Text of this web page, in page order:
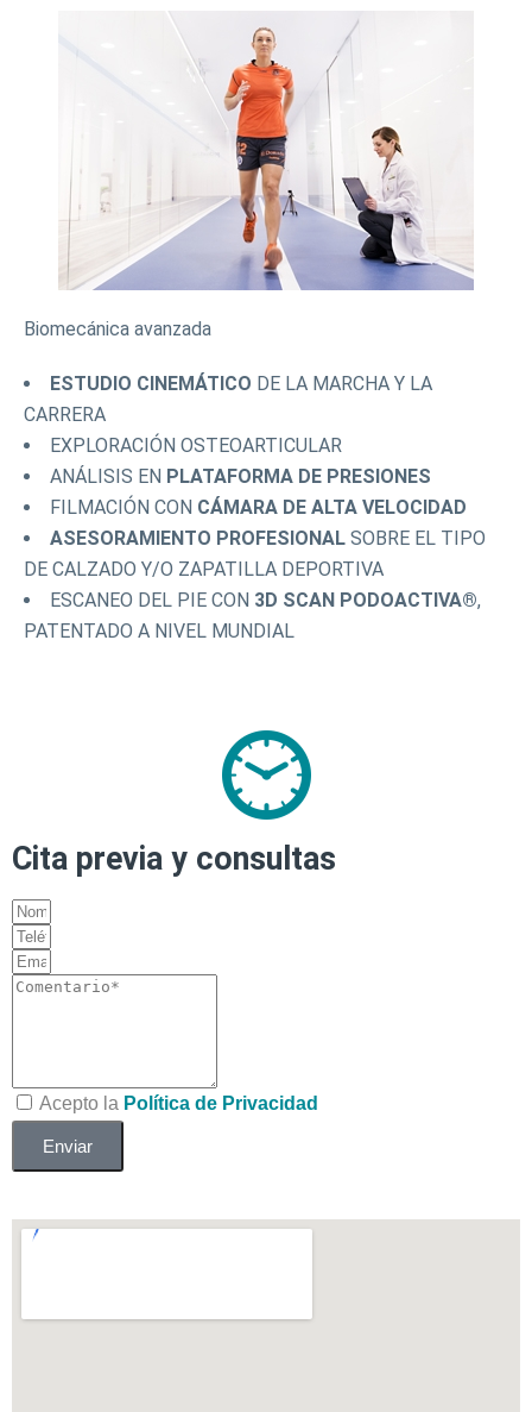
Biomecánica avanzada
ESTUDIO CINEMÁTICO DE LA MARCHA Y LA
CARRERA
EXPLORACIÓN OSTEOARTICULAR
ANÁLISIS EN PLATAFORMA DE PRESIONES
FILMACIÓN CON CÁMARA DE ALTA VELOCIDAD
ASESORAMIENTO PROFESIONAL SOBRE EL TIPO
DE CALZADO Y/O ZAPATILLA DEPORTIVA
ESCANEO DEL PIE CON 3D SCAN PODOACTIVA®,
PATENTADO A NIVEL MUNDIAL
Cita previa y consultas
Acepto la Política de Privacidad
Enviar